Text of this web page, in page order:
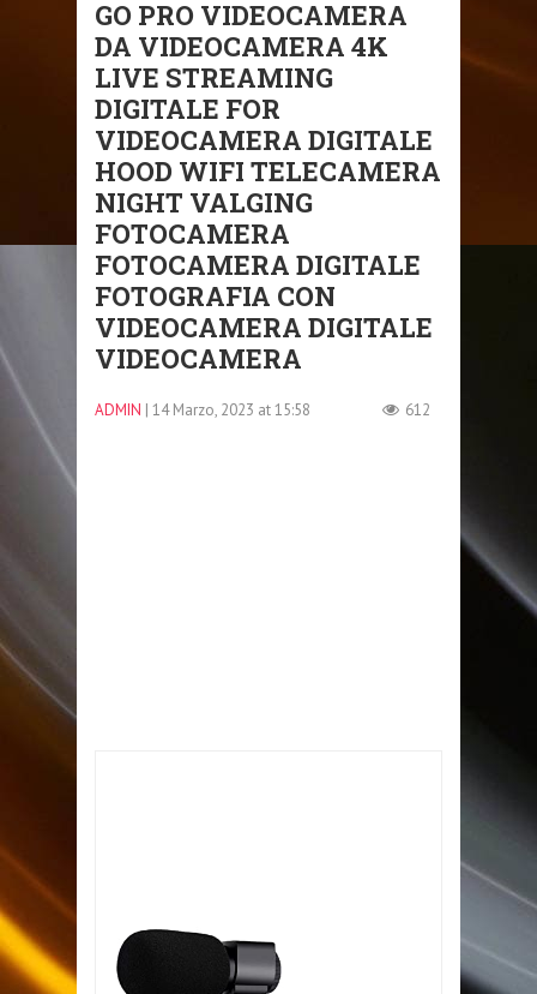
GO PRO VIDEOCAMERA
DA VIDEOCAMERA 4K
LIVE STREAMING
DIGITALE FOR
VIDEOCAMERA DIGITALE
HOOD WIFI TELECAMERA
NIGHT VALGING
FOTOCAMERA
FOTOCAMERA DIGITALE
FOTOGRAFIA CON
VIDEOCAMERA DIGITALE
VIDEOCAMERA
ADMIN | 14 Marzo, 2023 at 15:58 612